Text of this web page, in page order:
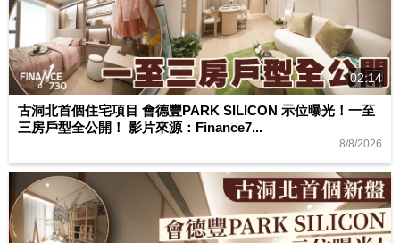
02:14
古洞北首個住宅項目 會德豐PARK SILICON 示位曝光！一至
三房戶型全公開！ 影片來源：Finance7...
8/8/2026